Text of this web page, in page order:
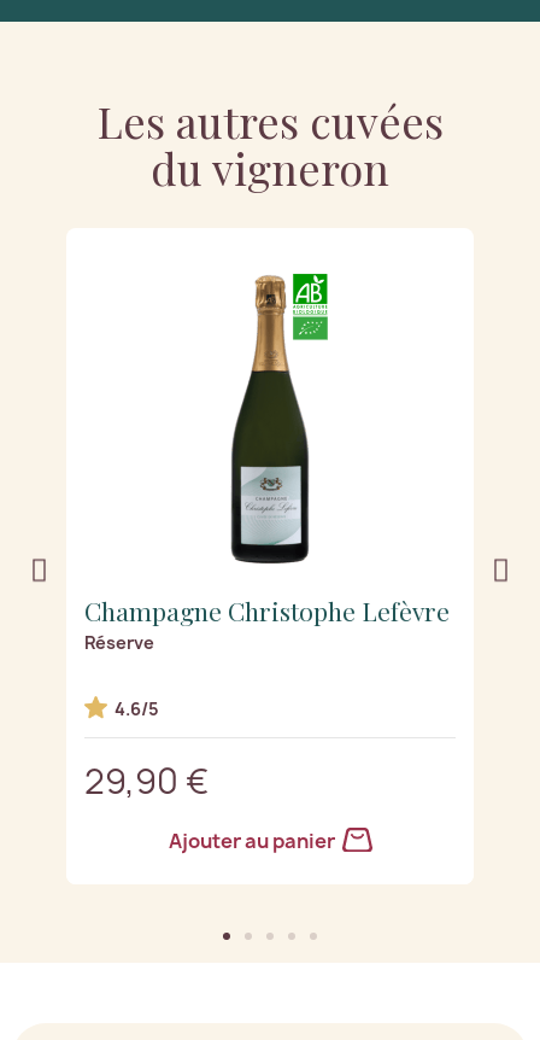
Les autres cuvées
du vigneron
Champagne Christophe Lefèvre
Réserve
4.6/5
29,90 €
Ajouter au panier